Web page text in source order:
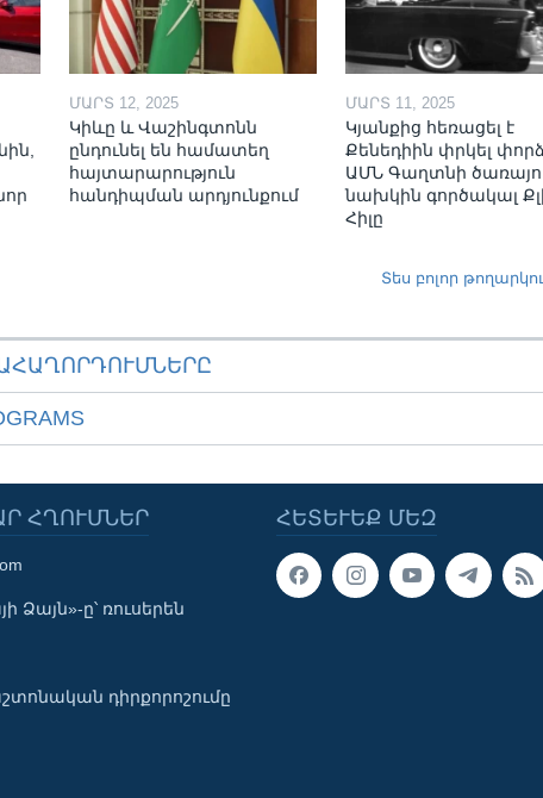
ՄԱՐՏ 12, 2025
Կիևը և Վաշինգտոնն
ընդունել են համատեղ
հայտարարություն
հանդիպման արդյունքում
ՄԱՐՏ 11, 2025
Կյանքից հեռացել է
Քենեդիին փրկել
ԱՄՆ Գաղտնի
նախկին գործակալ
Հիլը
Տես բոլոր
ՀԵՏԵՒԵՔ ՄԵԶ
ՀՂՈՒՄՆԵՐ
Ձայն»-ը՝ ռուսերեն
դիրքորոշումը